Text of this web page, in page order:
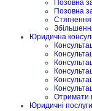
Позовна
Позовна
Юридична
Отримати
Юридичні